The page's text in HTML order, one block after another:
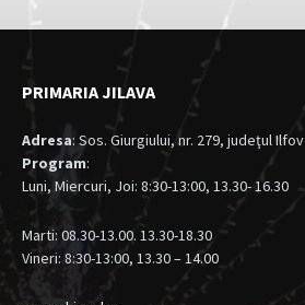
PRIMARIA JILAVA
Adresa: Sos. Giurgiului, nr. 279, judeţul Ilfov
Program:
Luni, Miercuri, Joi: 8:30-13:00, 13.30- 16.30
Marti: 08.30-13.00. 13.30-18.30
Vineri: 8:30-13:00, 13.30 – 14.00